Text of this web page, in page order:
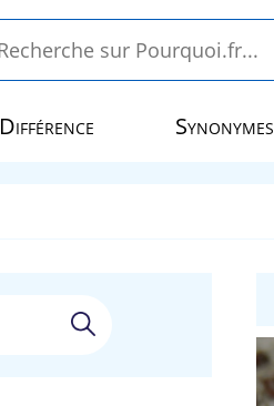
Différence Synonymes